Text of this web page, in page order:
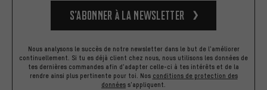
S’abonner à la newsletter
Nous analysons le succès de notre newsletter dans le but de l'améliorer
continuellement. Si tu es déjà client chez nous, nous utilisons les données de
tes dernières commandes afin d'adapter celle-ci à tes intérêts et de la
rendre ainsi plus pertinente pour toi. Nos conditions de protection des
données s'appliquent.